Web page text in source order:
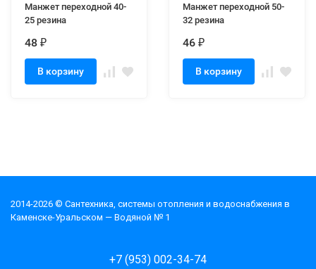
Манжет переходной 40-
25 резина
48 ₽
В корзину
Манжет переходной 50-
32 резина
46 ₽
В корзину
2014-2026 © Cантехника, системы отопления и водоснабжения в
Каменске-Уральском — Водяной № 1
+7 (953) 002-34-74